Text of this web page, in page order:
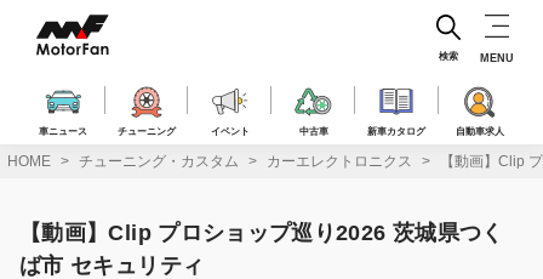
ス
車ニュース チューニング イベント 中古車 新車カタログ 自動車求人
検索 MENU
HOME チューニング・カスタム カーエレクトロニクス 【動画】Clip
【動画】Clip プロショップ巡り2026 茨城県つく
ば市 セキュリティ